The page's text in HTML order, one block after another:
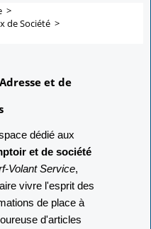
>
de Société >
et de
dédié aux
et de société
Volant Service,
vivre l'esprit des
de place à
d'articles